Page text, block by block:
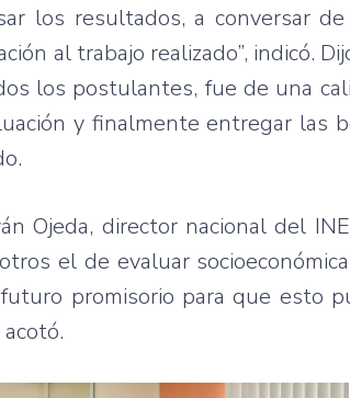
los resultados, a conversar
al trabajo realizado”, indicó.
los postulantes, fue de una
y finalmente entregar las
Ojeda, director nacional del
el de evaluar
promisorio para que esto